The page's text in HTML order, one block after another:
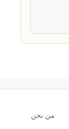
من نحن